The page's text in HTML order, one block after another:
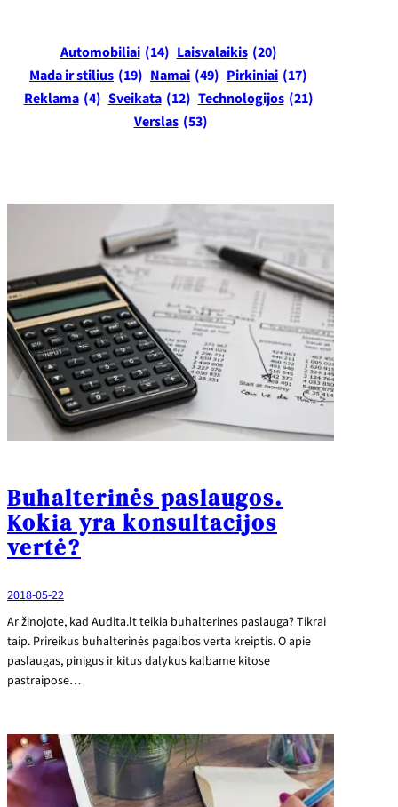
Automobiliai (14) Laisvalaikis (20)
Mada ir stilius (19) Namai (49) Pirkiniai (17)
Reklama (4) Sveikata (12) Technologijos (21)
Verslas (53)
Buhalterinės paslaugos.
Kokia yra konsultacijos
vertė?
2018-05-22
Ar žinojote, kad Audita.lt teikia buhalterines paslauga? Tikrai
taip. Prireikus buhalterinės pagalbos verta kreiptis. O apie
paslaugas, pinigus ir kitus dalykus kalbame kitose
pastraipose…